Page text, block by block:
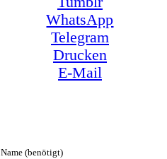
WhatsApp
Telegram
Drucken
E-Mail
Name (benötigt)